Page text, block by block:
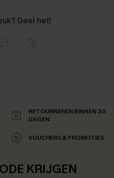
Deel het!
RETOURNEREN BINNEN 30
DAGEN
VOUCHERS & PROMOTIES
KRIJGEN